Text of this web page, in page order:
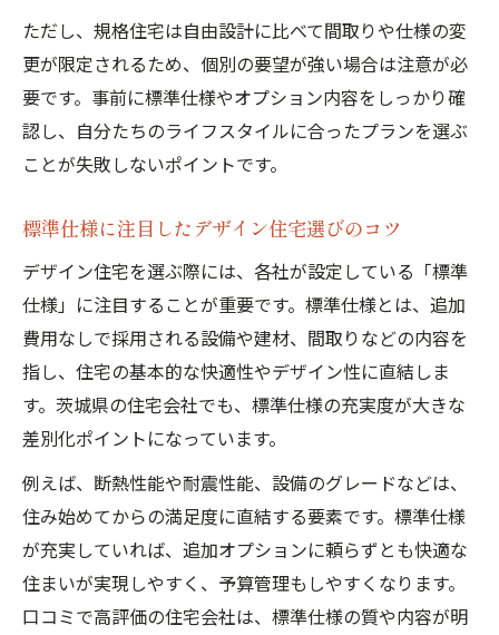
ただし、規格住宅は自由設計に比べて間取りや仕様の変
更が限定されるため、個別の要望が強い場合は注意が必
要です。事前に標準仕様やオプション内容をしっかり確
認し、自分たちのライフスタイルに合ったプランを選ぶ
ことが失敗しないポイントです。
標準仕様に注目したデザイン住宅選びのコツ
デザイン住宅を選ぶ際には、各社が設定している「標準
仕様」に注目することが重要です。標準仕様とは、追加
費用なしで採用される設備や建材、間取りなどの内容を
指し、住宅の基本的な快適性やデザイン性に直結しま
す。茨城県の住宅会社でも、標準仕様の充実度が大きな
差別化ポイントになっています。
例えば、断熱性能や耐震性能、設備のグレードなどは、
住み始めてからの満足度に直結する要素です。標準仕様
が充実していれば、追加オプションに頼らずとも快適な
住まいが実現しやすく、予算管理もしやすくなります。
口コミで高評価の住宅会社は、標準仕様の質や内容が明